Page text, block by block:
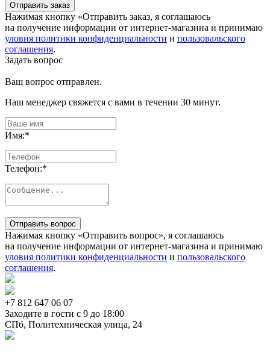
Отправить заказ
Нажимая кнопку «Отправить заказ, я соглашаюсь
на получение информации от интернет-магазина и принимаю
уловия политики конфиденциальности и пользовальского
соглашения.
Задать вопрос
Ваш вопрос отправлен.
Наш менеджер свяжется с вами в течении 30 минут.
Имя:*
Телефон:*
Отправить вопрос
Нажимая кнопку «Отправить вопрос», я соглашаюсь
на получение информации от интернет-магазина и принимаю
уловия политики конфиденциальности и пользовальского
соглашения.
+7 812 647 06 07
Заходите в гости c 9 до 18:00
СПб, Политехническая улица, 24